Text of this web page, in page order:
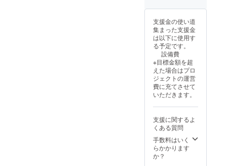
ちゃん
と応え
てくれ
る感
覚。
NMNで
あなた
らしい
ケア
を。 場
所：
nijiiro
cafe(ニ
カフェ)
住所：
姫路市
神子岡
くり”を
たい方
場所：
nijiiro
cafe(ニ
ジイロ
カフェ)
住所：
姫路市
神子岡
前4-11-
1 ※スケ
ルは随
時調整
致しま
す。 ※
効果/効
支援金の使い道
集まった支援金
は以下に使用す
る予定です。
設備費
※目標金額を超
えた場合はプロ
ジェクトの運営
費に充てさせて
いただきます。
支援に関するよ
くある質問
手数料はいく
らかかります
か？